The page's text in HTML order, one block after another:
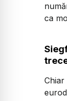
ca
Chiar